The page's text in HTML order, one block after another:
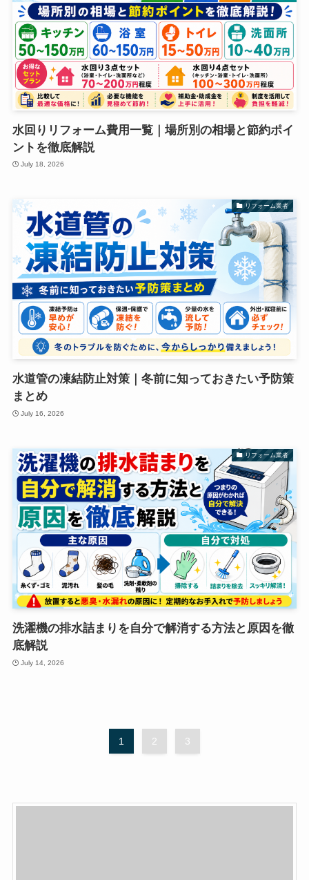
水回りリフォーム費用一覧｜場所別の相場と節約ポイ
ントを徹底解説
July 18, 2026
リフォーム業者
水道管の凍結防止対策｜冬前に知っておきたい予防策
まとめ
July 16, 2026
リフォーム業者
洗濯機の排水詰まりを自分で解消する方法と原因を徹
底解説
July 14, 2026
1 2 3